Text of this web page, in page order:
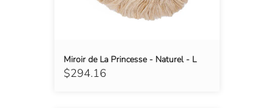
$294.16
Miroir de La Princesse - Naturel - L